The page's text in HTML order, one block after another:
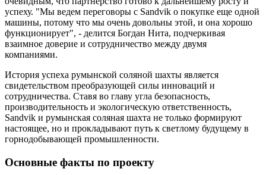
успеху. "Мы ведем переговоры с Sandvik о покупке еще одной
машины, потому что мы очень довольны этой, и она хорошо
функционирует", - делится Богдан Нита, подчеркивая
взаимное доверие и сотрудничество между двумя
компаниями.
История успеха румынской соляной шахты является
свидетельством преобразующей силы инноваций и
сотрудничества. Ставя во главу угла безопасность,
производительность и экологическую ответственность,
Sandvik и румынская соляная шахта не только формируют
настоящее, но и прокладывают путь к светлому будущему в
горнодобывающей промышленности.
Основные факты по проекту